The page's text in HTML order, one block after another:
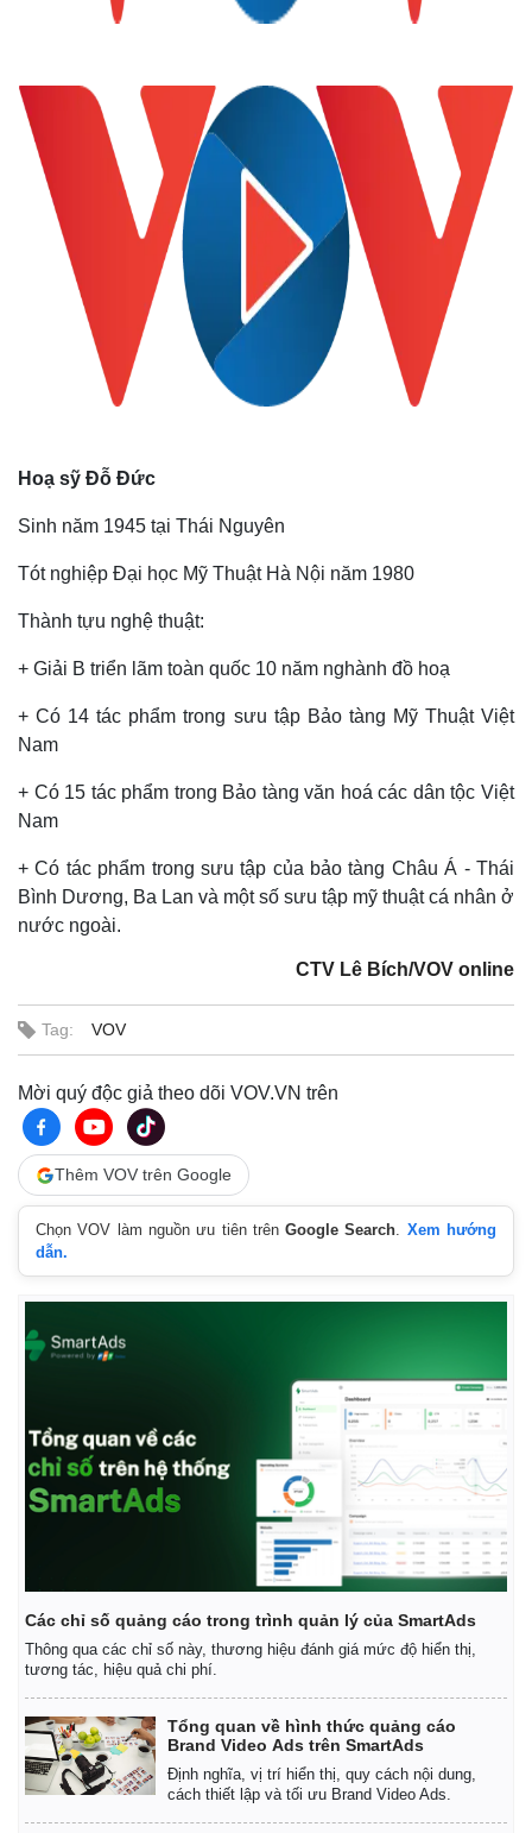
Pháp luật
Tin nóng
Tư vấn luật
Việt Nam
Hoạ sỹ Đỗ Đức
Sinh năm 1945 tại Thái Nguyên
Tót nghiệp Đại học Mỹ Thuật Hà Nội năm 1980
Thành tựu nghệ thuật:
+ Giải B triển lãm toàn quốc 10 năm nghành đồ hoạ
+ Có 14 tác phẩm trong sưu tập Bảo tàng Mỹ Thuật Việt
Nam
+ Có 15 tác phẩm trong Bảo tàng văn hoá các dân tộc Việt
Nam
+ Có tác phẩm trong sưu tập của bảo tàng Châu Á - Thái
Bình Dương, Ba Lan và một số sưu tập mỹ thuật cá nhân ở
nước ngoài.
CTV Lê Bích/VOV online
Tag: VOV
Mời quý độc giả theo dõi VOV.VN trên
Thêm VOV trên Google
Chọn VOV làm nguồn ưu tiên trênGoogle Search. Xem hướng
dẫn.
Các chỉ số quảng cáo trong trình quản lý của SmartAds
Thông qua các chỉ số này, thương hiệu đánh giá mức độ hiển thị,
tương tác, hiệu quả chi phí.
Tổng quan về hình thức quảng cáo
Brand Video Ads trên SmartAds
Định nghĩa, vị trí hiển thị, quy cách nội dung,
cách thiết lập và tối ưu Brand Video Ads.